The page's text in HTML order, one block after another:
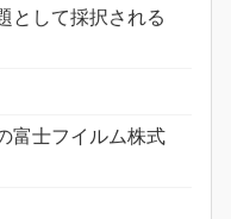
として採択される
富士フイルム株式